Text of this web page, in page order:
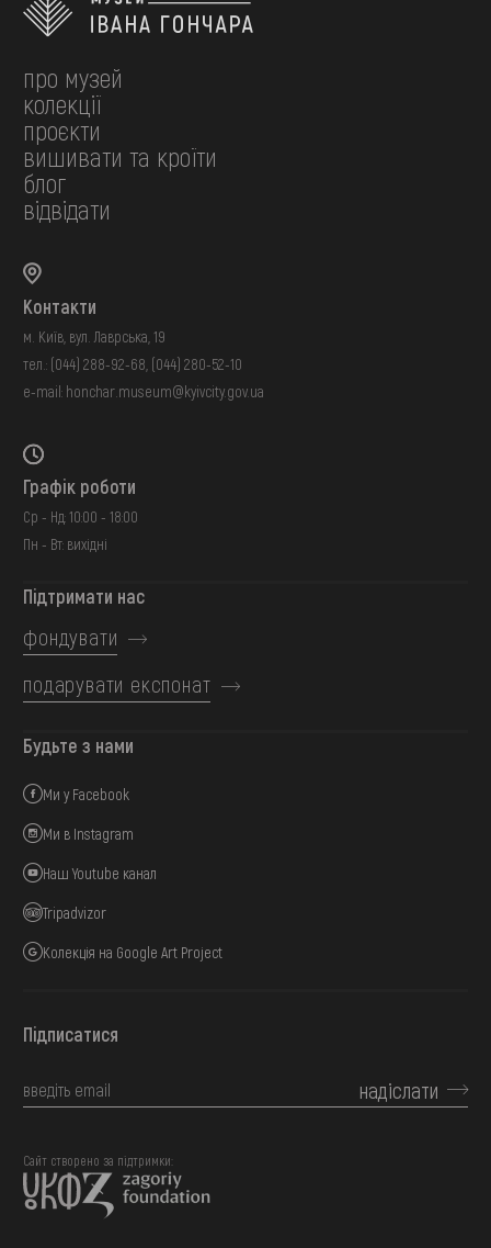
про музей
колекції
проєкти
вишивати та кроїти
блог
відвідати
Контакти
м. Київ, вул. Лаврська, 19
тел.: (044) 288-92-68 (044) 280-52-10
e-mail: honchar.museum@kyivcity.gov.ua
Графік роботи
Ср - Нд: 10:00 - 18:00
Пн - Вт: вихідні
Підтримати нас
фондувати
подарувати експонат
Будьте з нами
Ми у Facebook
Ми в Instagram
Наш Youtube канал
Tripadvizor
Колекція на Google Art Project
Підписатися
надіслати
Сайт створено за підтримки: